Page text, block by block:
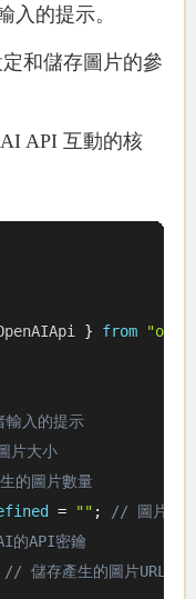
入的提示。
和儲存圖片的參
API 互動的核
} from
入的提示
片大小
的圖片數量
= "" ;
// 圖片的
的API密鑰
// 儲存產生的圖片URLs